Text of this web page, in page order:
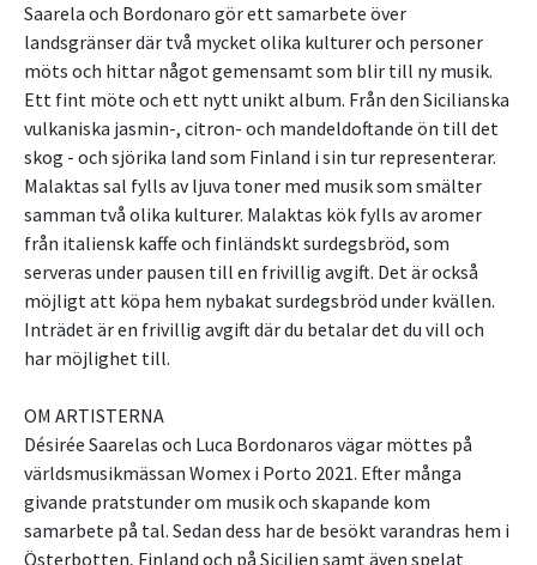
Saarela och Bordonaro gör ett samarbete över
landsgränser där två mycket olika kulturer och personer
möts och hittar något gemensamt som blir till ny musik.
Ett fint möte och ett nytt unikt album. Från den Sicilianska
vulkaniska jasmin-, citron- och mandeldoftande ön till det
skog - och sjörika land som Finland i sin tur representerar.
Malaktas sal fylls av ljuva toner med musik som smälter
samman två olika kulturer. Malaktas kök fylls av aromer
från italiensk kaffe och finländskt surdegsbröd, som
serveras under pausen till en frivillig avgift. Det är också
möjligt att köpa hem nybakat surdegsbröd under kvällen.
Inträdet är en frivillig avgift där du betalar det du vill och
har möjlighet till.
OM ARTISTERNA
Désirée Saarelas och Luca Bordonaros vägar möttes på
världsmusikmässan Womex i Porto 2021. Efter många
givande pratstunder om musik och skapande kom
samarbete på tal. Sedan dess har de besökt varandras hem i
Österbotten, Finland och på Sicilien samt även spelat